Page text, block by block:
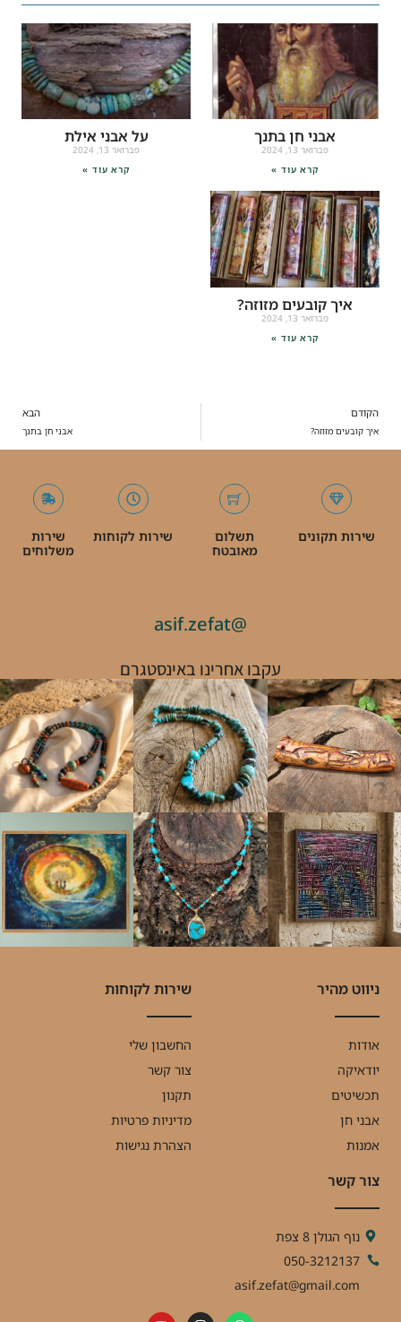
אבני חן בתנך
פברואר 13, 2024
קרא עוד »
על אבני אילת
פברואר 13, 2024
קרא עוד »
איך קובעים מזוזה?
פברואר 13, 2024
קרא עוד »
הקודם
איך קובעים מזוזה?
הבא
אבני חן בתנך
שירות תקונים
תשלום
מאובטח
שירות לקוחות
שירות
משלוחים
@asif.zefat
עקבו אחרינו באינסטגרם
ניווט מהיר
אודות
יודאיקה
תכשיטים
אבני חן
אמנות
שירות לקוחות
החשבון שלי
צור קשר
תקנון
מדיניות פרטיות
הצהרת נגישות
צור קשר
נוף הגולן 8 צפת
050-3212137
asif.zefat@gmail.com